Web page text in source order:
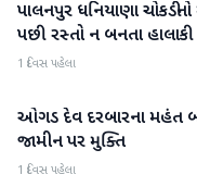
બનાસકાંઠા
પાલનપુર ધનિયાણા
પછી રસ્તો ન બનતા હાલાકી
1 દિવસ પહેલા
બનાસકાંઠા
ઓગડ દેવ દરબારના મહંત
જામીન પર મુક્તિ
1 દિવસ પહેલા